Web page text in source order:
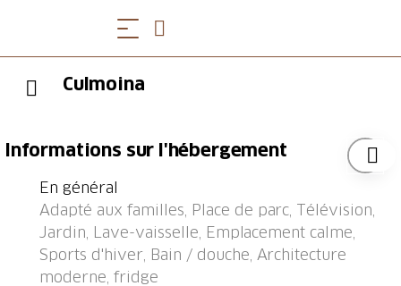
Culmoina
Informations sur l'hébergement
En général
Adapté aux familles, Place de parc, Télévision,
Jardin, Lave-vaisselle, Emplacement calme,
Sports d'hiver, Bain / douche, Architecture
moderne, fridge